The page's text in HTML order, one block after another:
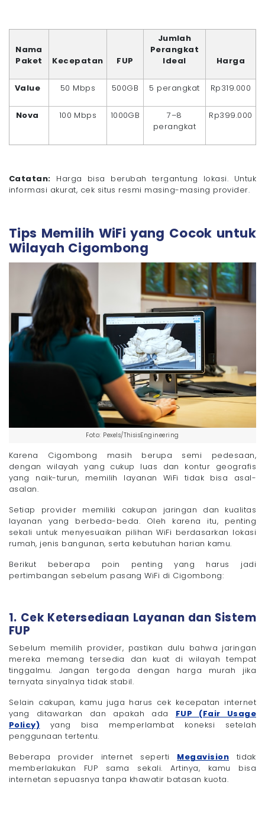
Nama
Paket
Kecepatan FUP
Jumlah
Perangkat
Ideal
Harga
Value 50 Mbps 500GB 5 perangkat Rp319.000
Nova 100 Mbps 1000GB
7–8
perangkat
Rp399.000
Catatan: Harga bisa berubah tergantung lokasi. Untuk
informasi akurat, cek situs resmi masing-masing provider.
Tips Memilih WiFi yang Cocok untuk
Wilayah Cigombong
Foto: Pexels/ThisisEngineering
Karena Cigombong masih berupa semi pedesaan,
dengan wilayah yang cukup luas dan kontur geografis
yang naik-turun, memilih layanan WiFi tidak bisa asal-
asalan.
Setiap provider memiliki cakupan jaringan dan kualitas
layanan yang berbeda-beda. Oleh karena itu, penting
sekali untuk menyesuaikan pilihan WiFi berdasarkan lokasi
rumah, jenis bangunan, serta kebutuhan harian kamu.
Berikut beberapa poin penting yang harus jadi
pertimbangan sebelum pasang WiFi di Cigombong:
1. Cek Ketersediaan Layanan dan Sistem
FUP
Sebelum memilih provider, pastikan dulu bahwa jaringan
mereka memang tersedia dan kuat di wilayah tempat
tinggalmu. Jangan tergoda dengan harga murah jika
ternyata sinyalnya tidak stabil.
Selain cakupan, kamu juga harus cek kecepatan internet
yang ditawarkan dan apakah ada FUP (Fair Usage
Policy) yang bisa memperlambat koneksi setelah
penggunaan tertentu.
Beberapa provider internet seperti Megavision tidak
memberlakukan FUP sama sekali. Artinya, kamu bisa
internetan sepuasnya tanpa khawatir batasan kuota.